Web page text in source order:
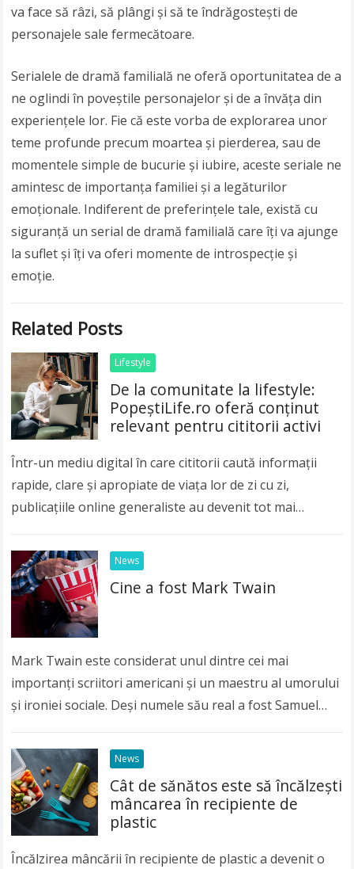
va face să râzi, să plângi și să te îndrăgostești de
personajele sale fermecătoare.
Serialele de dramă familială ne oferă oportunitatea de a
ne oglindi în poveștile personajelor și de a învăța din
experiențele lor. Fie că este vorba de explorarea unor
teme profunde precum moartea și pierderea, sau de
momentele simple de bucurie și iubire, aceste seriale ne
amintesc de importanța familiei și a legăturilor
emoționale. Indiferent de preferințele tale, există cu
siguranță un serial de dramă familială care îți va ajunge
la suflet și îți va oferi momente de introspecție și
emoție.
Related Posts
Lifestyle
De la comunitate la lifestyle:
PopeștiLife.ro oferă conținut
relevant pentru cititorii activi
Într-un mediu digital în care cititorii caută informații
rapide, clare și apropiate de viața lor de zi cu zi,
publicațiile online generaliste au devenit tot mai
News
Cine a fost Mark Twain
Mark Twain este considerat unul dintre cei mai
importanți scriitori americani și un maestru al umorului
și ironiei sociale. Deși numele său real a fost Samuel
News
Cât de sănătos este să încălzeşti
mâncarea în recipiente de
plastic
Încălzirea mâncării în recipiente de plastic a devenit o